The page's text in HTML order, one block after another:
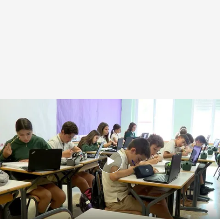
Redacción digital Noticias Cuatro Marta Aguirregomezcorta
26 MAR 2025 - 16:48h.
El 85% de los adolescentes usa la inteligencia
artificial al menos una vez por semana
El 70% de los profesores admiten poner límites
en el uso de la inteligencia artificial